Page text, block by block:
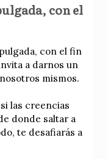
con el
con el fin
a darnos un
mismos.
las creencias
donde saltar a
te desafiarás a